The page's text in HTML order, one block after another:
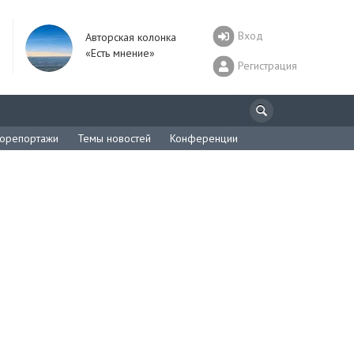
Авторская колонка
«Есть мнение»
Вход
Регистрация
Темы новостей Конференции